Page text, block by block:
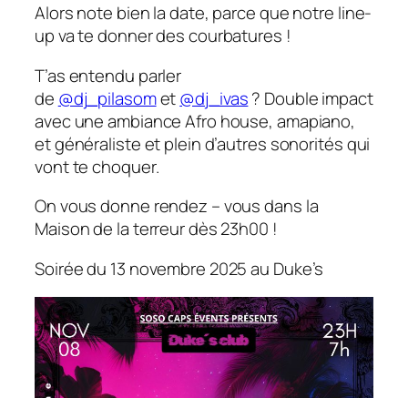
Alors note bien la date, parce que notre line-
up va te donner des courbatures !
T’as entendu parler
de @dj_pilasomet@dj_ivas? Double impact
avec une ambiance Afro house, amapiano,
et généraliste et plein d’autres sonorités qui
vont te choquer.
On vous donne rendez – vous dans la
Maison de la terreur dès 23h00 !
Soirée du 13 novembre 2025 au Duke’s